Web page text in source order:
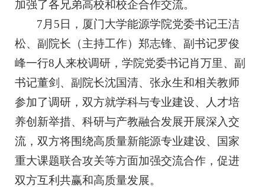
加强了各兄弟高校和校企合作交流。
7月5日，厦门大学能源学院党委书记王洁
松、副院长（主持工作）郑志锋、副书记罗俊
峰一行8人来校调研，学院党委书记肖万里、副
书记董剑、副院长沈国清、张永生和相关教师
参加了调研，双方就学科与专业建设、人才培
养创新举措、科研与产教融合发展开展深入交
流，双方将围绕高质量新能源专业建设、国家
重大课题联合攻关等方面加强交流合作，促进
双方互利共赢和高质量发展。